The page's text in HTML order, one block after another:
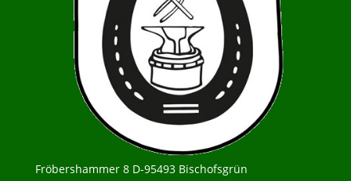
Fröbershammer 8 D-95493 Bischofsgrün